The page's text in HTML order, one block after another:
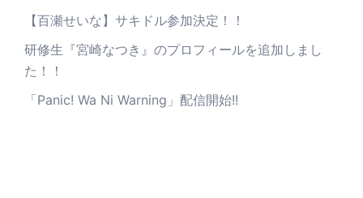
【百瀬せいな】サキドル参加決定！！
研修生『宮崎なつき』のプロフィールを追加しまし
た！！
「Panic! Wa Ni Warning」配信開始!!